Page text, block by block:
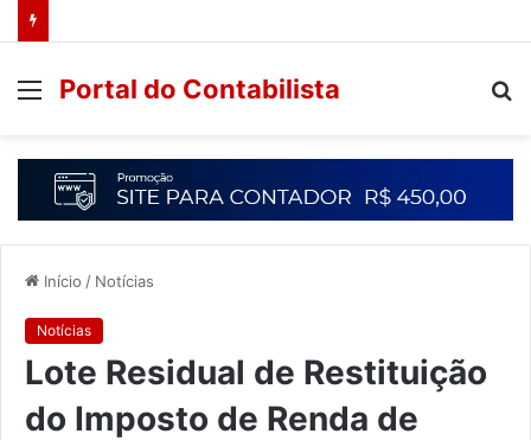
Portal do Contabilista
Início / Notícias
Notícias
Lote Residual de Restituição
do Imposto de Renda de